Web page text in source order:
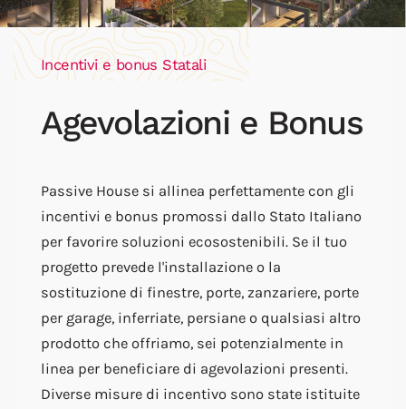
Incentivi e bonus Statali
Agevolazioni e Bonus
Passive House si allinea perfettamente con gli
incentivi e bonus promossi dallo Stato Italiano
per favorire soluzioni ecosostenibili. Se il tuo
progetto prevede l'installazione o la
sostituzione di finestre, porte, zanzariere, porte
per garage, inferriate, persiane o qualsiasi altro
prodotto che offriamo, sei potenzialmente in
linea per beneficiare di agevolazioni presenti.
Diverse misure di incentivo sono state istituite